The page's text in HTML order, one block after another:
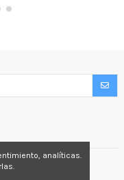
analíticas.